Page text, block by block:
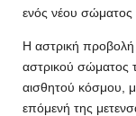
ενός νέου σώματος
Η αστρική προβολή
αστρικού σώματος
αισθητού κόσμου,
επόμενή της